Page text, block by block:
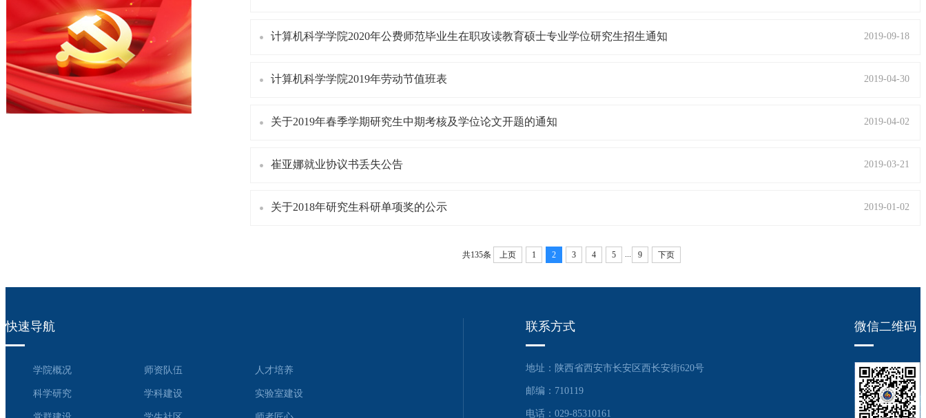
计算机科学学院2020年公费师范毕业生在职攻读教育硕士专业学位研究生招生通知 2019-09-18
计算机科学学院2019年劳动节值班表 2019-04-30
关于2019年春季学期研究生中期考核及学位论文开题的通知 2019-04-02
崔亚娜就业协议书丢失公告 2019-03-21
关于2018年研究生科研单项奖的公示 2019-01-02
共135条 上页 1 2 3 4 5 9 下页
快速导航
学院概况 师资队伍 人才培养
科学研究 学科建设 实验室建设
联系方式
地址：陕西省西安市长安区西长安街620号
邮编：710119
电话：029-85310161
微信二维码